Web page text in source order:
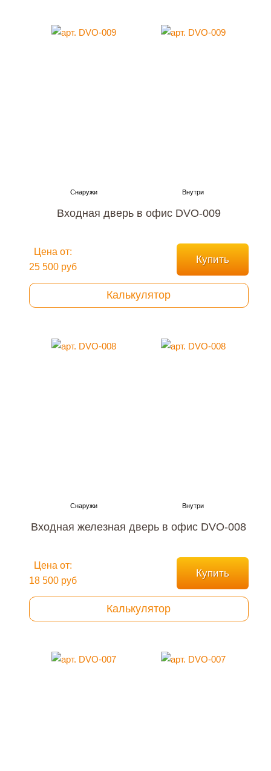
Входная дверь в офис DVO-009
Цена от:
25 500 руб
Купить
Калькулятор
Входная железная дверь в офис DVO-008
Цена от:
18 500 руб
Купить
Калькулятор